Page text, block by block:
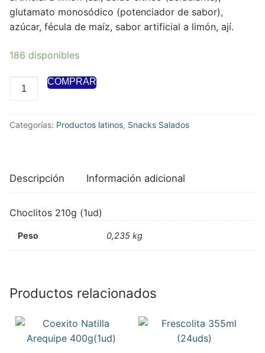
glutamato monosódico (potenciador de sabor),
azúcar, fécula de maíz, sabor artificial a limón, ají.
186 disponibles
COMPRAR
Categorías: Productos latinos, Snacks Salados
Descripción Información adicional
Choclitos 210g (1ud)
Peso 0,235 kg
Productos relacionados